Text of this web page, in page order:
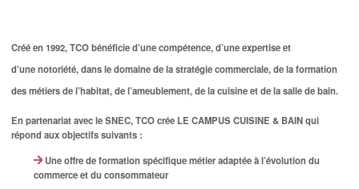
Créé en 1992, TCO bénéficie d’une compétence, d’une expertise et
d’une notoriété, dans le domaine de la stratégie commerciale, de la formation
des métiers de l’habitat, de l’ameublement, de la cuisine et de la salle de bain.
En partenariat avec le SNEC, TCO crée LE CAMPUS CUISINE & BAIN qui
répond aux objectifs suivants :
Une offre de formation spécifique métier adaptée à l’évolution du
commerce et du consommateur